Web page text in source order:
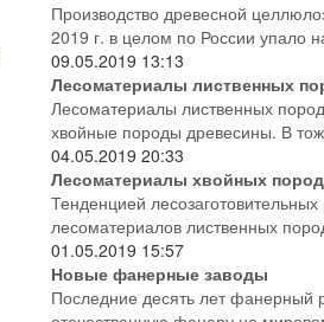
Производство древесной
2019 г. в целом по России упало
09.05.2019 13:13
Лесоматериалы лиственных
Лесоматериалы лиственных
хвойные породы древесины. В
04.05.2019 20:33
Лесоматериалы хвойных
Тенденцией
лесоматериалов лиственных
01.05.2019 15:57
Новые фанерные заводы
Последние десять лет фанерный